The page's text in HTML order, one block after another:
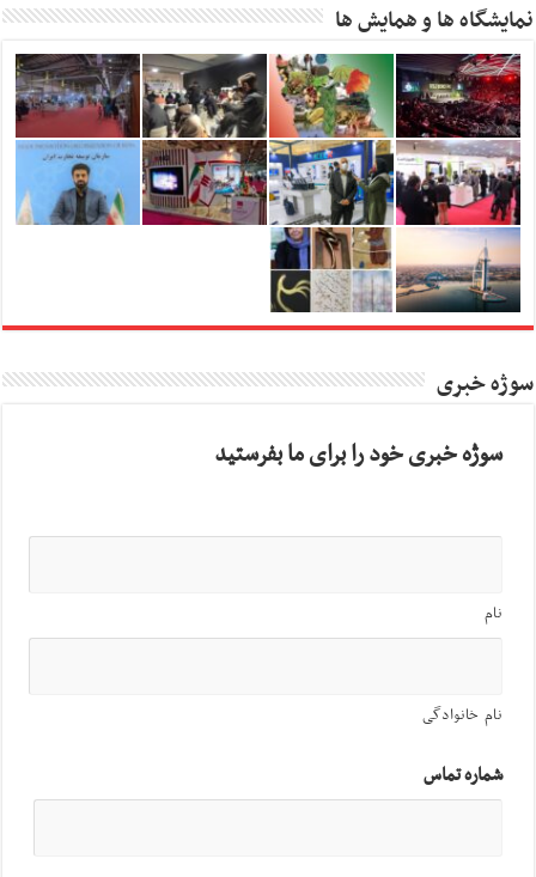
نمایشگاه ها و همایش ها
سوژه خبری
سوژه خبری خود را برای ما بفرستید
نام
نام خانوادگی
شماره تماس